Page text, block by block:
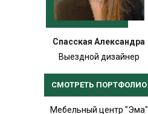
Спасская Александра
Выездной дизайнер
СМОТРЕТЬ ПОРТФОЛИО
Мебельный центр "Эма"